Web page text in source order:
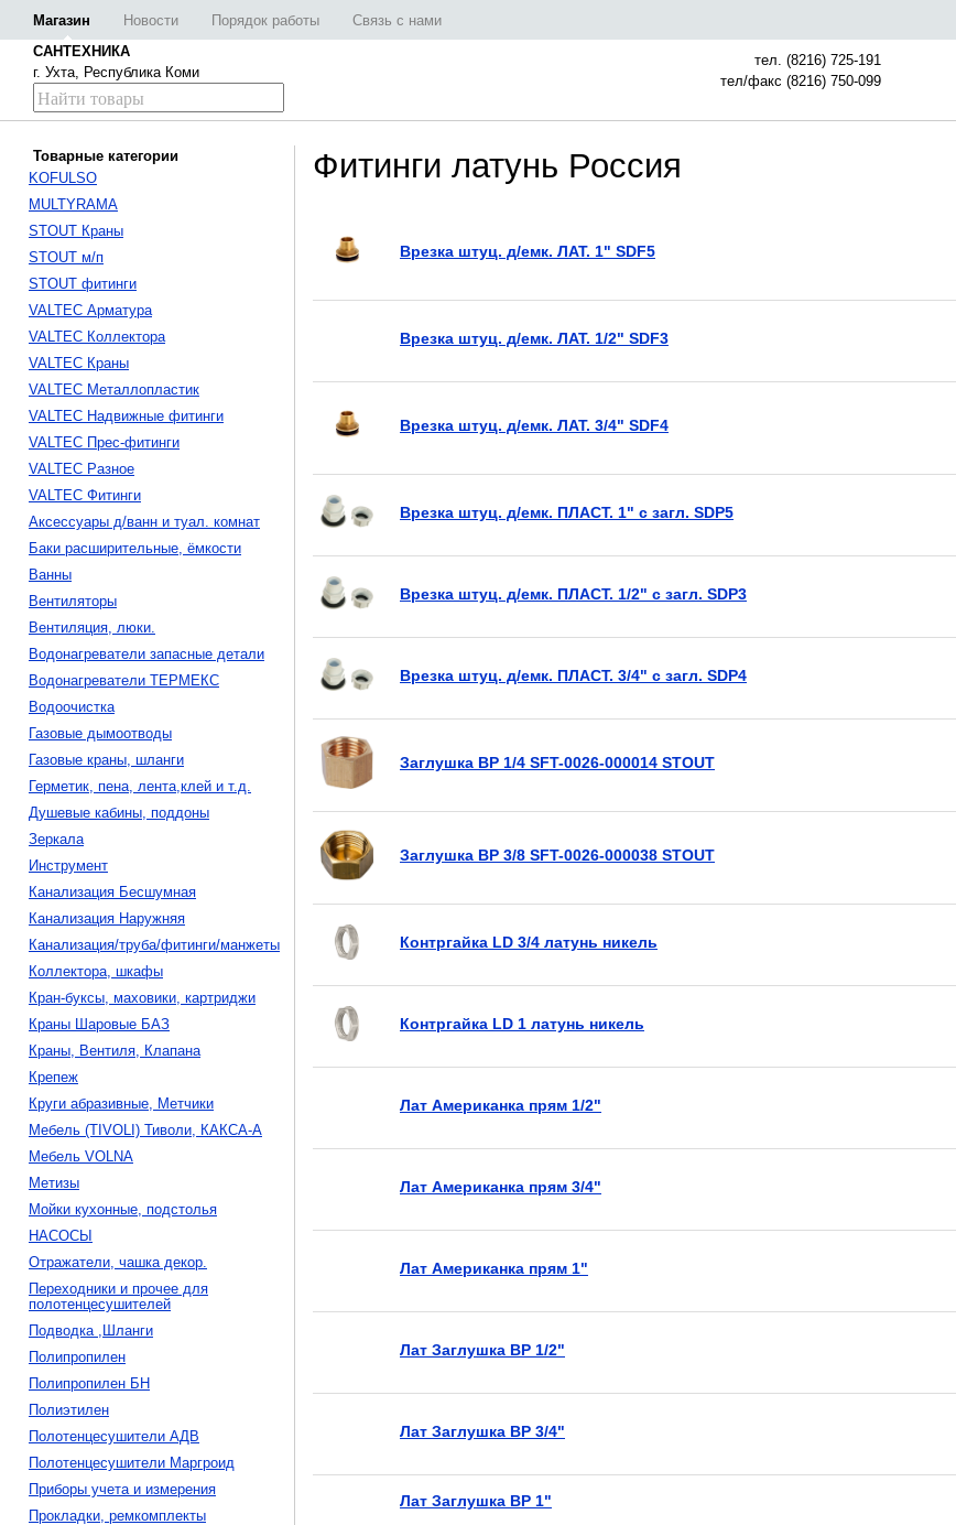
Магазин Новости Порядок работы Связь с нами
САНТЕХНИКА
г. Ухта, Республика Коми
тел. (8216) 725-191
тел/факс (8216) 750-099
Товарные категории
KOFULSO
MULTYRAMA
STOUT Краны
STOUT м/п
STOUT фитинги
VALTEC Арматура
VALTEC Коллектора
VALTEC Краны
VALTEC Металлопластик
VALTEC Надвижные фитинги
VALTEC Прес-фитинги
VALTEC Разное
VALTEC Фитинги
Аксессуары д/ванн и туал. комнат
Баки расширительные, ёмкости
Ванны
Вентиляторы
Вентиляция, люки.
Водонагреватели запасные детали
Водонагреватели ТЕРМЕКС
Водоочистка
Газовые дымоотводы
Газовые краны, шланги
Герметик, пена, лента,клей и т.д.
Душевые кабины, поддоны
Зеркала
Инструмент
Канализация Бесшумная
Канализация Наружняя
Канализация/труба/фитинги/манжеты
Коллектора, шкафы
Кран-буксы, маховики, картриджи
Краны Шаровые БАЗ
Краны, Вентиля, Клапана
Крепеж
Круги абразивные, Метчики
Мебель (TIVOLI) Тиволи, КАКСА-А
Мебель VOLNA
Метизы
Мойки кухонные, подстолья
НАСОСЫ
Отражатели, чашка декор.
Переходники и прочее для
полотенцесушителей
Подводка ,Шланги
Полипропилен
Полипропилен БН
Полиэтилен
Полотенцесушители АДВ
Полотенцесушители Маргроид
Приборы учета и измерения
Прокладки, ремкомплекты
Фитинги латунь Россия
Врезка штуц. д/емк. ЛАТ. 1" SDF5
Врезка штуц. д/емк. ЛАТ. 1/2" SDF3
Врезка штуц. д/емк. ЛАТ. 3/4" SDF4
Врезка штуц. д/емк. ПЛАСТ. 1" с загл. SDP5
Врезка штуц. д/емк. ПЛАСТ. 1/2" с загл. SDP3
Врезка штуц. д/емк. ПЛАСТ. 3/4" с загл. SDP4
Заглушка ВР 1/4 SFT-0026-000014 STOUT
Заглушка ВР 3/8 SFT-0026-000038 STOUT
Контргайка LD 3/4 латунь никель
Контргайка LD 1 латунь никель
Лат Американка прям 1/2"
Лат Американка прям 3/4"
Лат Американка прям 1"
Лат Заглушка ВР 1/2"
Лат Заглушка ВР 3/4"
Лат Заглушка ВР 1"